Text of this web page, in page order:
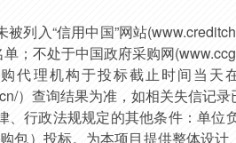
列入“信用中国”网站
；不处于中国政府采购网
代理机构于投标截止时间当天
）查询结果为准，如相关失信记
、行政法规规定的其他条件：单
包）投标。为本项目提供整体设